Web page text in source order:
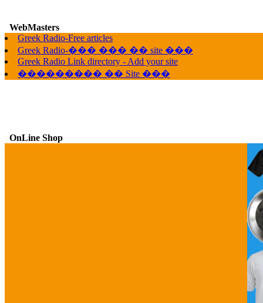
WebMasters
Greek Radio-Free articles
Greek Radio-��� ��� �� site ���
Greek Radio Link directory - Add your site
��������� �� Site ���
OnLine Shop